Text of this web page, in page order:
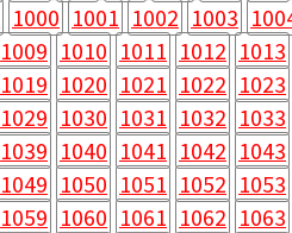
1000 1001 1002 1003
1009 1010 1011 1012 1013
1019 1020 1021 1022 1023
1029 1030 1031 1032 1033
1039 1040 1041 1042 1043
1049 1050 1051 1052 1053
1059 1060 1061 1062 1063